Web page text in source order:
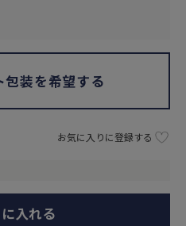
包装を希望する
お気に入りに登録する
入れる